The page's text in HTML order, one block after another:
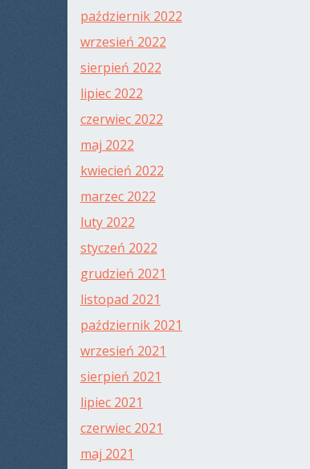
październik 2022
wrzesień 2022
sierpień 2022
lipiec 2022
czerwiec 2022
maj 2022
kwiecień 2022
marzec 2022
luty 2022
styczeń 2022
grudzień 2021
listopad 2021
październik 2021
wrzesień 2021
sierpień 2021
lipiec 2021
czerwiec 2021
maj 2021